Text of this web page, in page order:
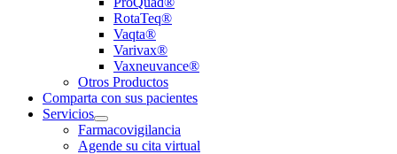
RotaTeq®
Vaqta®
Varivax®
Vaxneuvance®
Otros Productos
Comparta con sus pacientes
Servicios
Open
submenu
Farmacovigilancia
Agende su cita virtual